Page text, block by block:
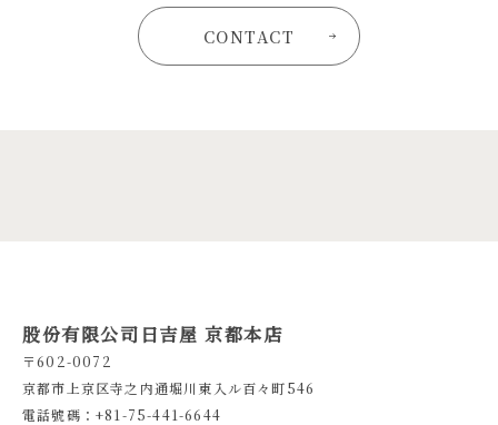
CONTACT
股份有限公司日吉屋 京都本店
〒602-0072
京都市上京区寺之内通堀川東入ル百々町546
電話號碼：+81-75-441-6644